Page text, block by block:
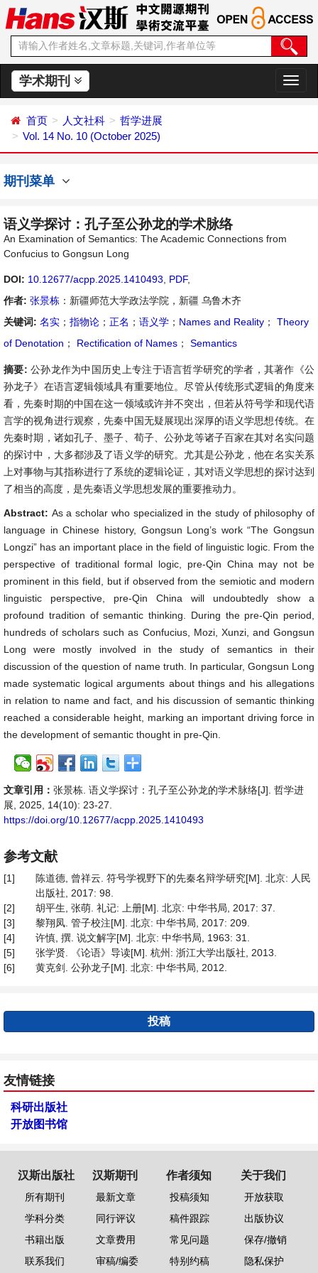
学术期刊
切
换
首页 人文社科
哲学进展
Vol. 14 No. 10 (October 2025)
期刊菜单
语义学探讨：孔子至公孙龙的学术脉络
An Examination of Semantics: The Academic Connections from
Confucius to Gongsun Long
DOI: 10.12677/acpp.2025.1410493 PDF,
作者: 张景栋 ：新疆师范大学政法学院，新疆 乌鲁木齐
关键词: 名实 ； 指物论 ； 正名 ； 语义学 ； Names and Reality ；
Theory
of Denotation ； Rectification of Names ； Semantics
摘要: 公孙龙作为中国历史上专注于语言哲学研究的学者，其著作《公
孙龙子》在语言逻辑领域具有重要地位。尽管从传统形式逻辑的角度来
看，先秦时期的中国在这一领域或许并不突出，但若从符号学和现代语
言学的视角进行观察，先秦中国无疑展现出深厚的语义学思想传统。在
先秦时期，诸如孔子、墨子、荀子、公孙龙等诸子百家在其对名实问题
的探讨中，大多都涉及了语义学的研究。尤其是公孙龙，他在名实关系
上对事物与其指称进行了系统的逻辑论证，其对语义学思想的探讨达到
了相当的高度，是先秦语义学思想发展的重要推动力。
Abstract: As a scholar who specialized in the study of philosophy of
language in Chinese history, Gongsun Long’s work “The Gongsun
Longzi” has an important place in the field of linguistic logic. From the
perspective of traditional formal logic, pre-Qin China may not be
prominent in this field, but if observed from the semiotic and modern
linguistic perspective, pre-Qin China will undoubtedly show a
profound tradition of semantic thinking. During the pre-Qin period,
hundreds of scholars such as Confucius, Mozi, Xunzi, and Gongsun
Long were mostly involved in the study of semantics in their
discussion of the question of name truth. In particular, Gongsun Long
made systematic logical arguments about things and his allegations
in relation to name and fact, and his discussion of semantic thinking
reached a considerable height, marking an important driving force in
the development of semantic thought in pre-Qin.
文章引用： 张景栋. 语义学探讨：孔子至公孙龙的学术脉络[J]. 哲学进
展, 2025, 14(10): 23-27.
https://doi.org/10.12677/acpp.2025.1410493
参考文献
[1]
陈道德, 曾祥云. 符号学视野下的先秦名辩学研究[M]. 北京: 人民
出版社, 2017: 98.
[2]
胡平生, 张萌. 礼记: 上册[M]. 北京: 中华书局, 2017: 37.
[3]
黎翔凤. 管子校注[M]. 北京: 中华书局, 2017: 209.
[4]
许慎, 撰. 说文解字[M]. 北京: 中华书局, 1963: 31.
[5]
张学贤. 《论语》导读[M]. 杭州: 浙江大学出版社, 2013.
[6]
黄克剑. 公孙龙子[M]. 北京: 中华书局, 2012.
投稿
友情链接
科研出版社
开放图书馆
汉斯出版社
所有期刊
学科分类
书籍出版
联系我们
汉斯期刊
最新文章
同行评议
文章费用
审稿/编委
作者须知
投稿须知
稿件跟踪
常见问题
特别约稿
关于我们
开放获取
出版协议
保存/撤销
隐私保护